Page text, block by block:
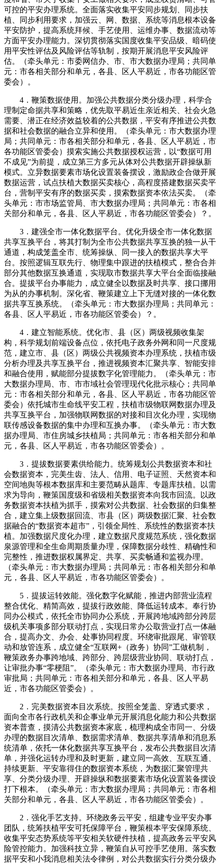
可控的平安办理系统。全面落实收集平安同步规划、同步扶
植、同步利用要求，加强云、网、数据、系统等消息根本设备
平安防护，提高系统拜候、手艺使用、运维办事、数据流动等
方面平安办理能力。深切贯彻落实国度收集平安品级、暗码使
用平安性评估及风险评估等轨制，按期开展消息平安风险评
估。（牵头单元：市委网信办、市、市大数据办理局；共同单
元：市各相关部分和单元，各县、区人平易近，市各功能区管
委会）。
4．鞭策数据使用。加强公共数据分类分级办理，科学合
理制定命据共享和策略，优先取平易近生亲近相关、社会火急
需要、潜正在经济效益较着的公共数据，平安有序推进公共数
据和社会数据的融合立异和使用。（牵头单元：市大数据办理
局；共同单元：市各相关部分和单元，各县、区人平易近，市
各功能区管委会）摸索实施公共数据授权运营，以“数据可用
不成见”为前提，成立第三方多元从体对公共数据开辟操纵新
模式。立异数据要素市场化设置装备摆设，激励政企合做开展
数据运营，试点扶植大数据买卖核心，高程度搭建数据买卖平
台，营制平安有序的数据买卖，摸索数据资本依法买卖。（牵
头单元：市市场监管局、市大数据办理局；共同单元：市各相
关部分和单元，各县、区人平易近，市各功能区管委会）？。
3．建强全市一体化数据平台。优化升级全市一体化数据
共享互换平台，将其打制为全市公共数据共享互换的独一从干
通道，构成笼盖全市、统筹操纵、同一接入的数据共享大平
台。按照逻辑互联先行、物理集中跟进的扶植模式，整合合并
部分其他数据互换通道，实现取市数据共享大平台全面临接融
合。提拔平台办事能力，成立健全以数据及时共享、接口挪用
为从的办事机制。深化省、鞭策建立上下无缝对接的一体化数
据共享互换系统。（牵头单元：市大数据办理局；共同单元：
各县、区人平易近，市各功能区管委会）？。
4．建立智能系统。优化市、县（区）两级视频收集架
构，科学规划前端设备点位，依托电子政务外网和同一尺度规
范，建立市、县（区）两级公共视频资本办理系统，扶植市级
分析办理及共享互换平台，推进视频资本汇聚共享、智能安排
和融合使用，赋能部分提拔数字化管理能力。（牵头单元：市
大数据办理局、市、市市域社会管理现代化批示核心；共同单
元：市各相关部分和单元，各县、区人平易近，市各功能区管
委会）依托城市生命线平安工程，扶植市级物联网数据办理及
共享互换平台，加强物联网数据的对接和目次化办理，实现物
联传感设备数据的集中办理和互换办事。（牵头单元：市大数
据办理局、市住房城乡扶植局；共同单元：市各相关部分和单
元，各县、区人平易近，市各功能区管委会）。
3．提拔数据要素供给能力。统筹规划公共数据资本和社
会数据资本，完美生齿、法人、信用、电子证照、天然资本和
空间地舆等根本数据库和主要范畴从题库、专题库扶植。以需
求为导向，鞭策国度级和省级相关数据资本向我市回流。以政
务数据资本扶植为抓手，摸索对公共数据、社会数据的归集整
合，建立集上级数据回流、市县（区）两级数据汇聚、社会数
据融合的“数据资本超市”，引领全局性、系统性的数据资本扶
植。加强数据尺度化办理，建立数据尺度规范系统，强化数据
泉源管理和全生命周期质量办理，保障数据分歧性、精确性和
完整性，推进数据权属界定、共享、买卖畅通和监视办理。
（牵头单元：市大数据办理局；共同单元：市各相关部分和单
元，各县、区人平易近，市各功能区管委会）。
5．提拔运转效能。强化数字化赋能，推进内部营业流程
整合优化、精简高效，提拔行政效能、降低运转成本。奉行协
同办公模式，依托全市协同办公系统，开展跨地域跨部分跨层
级机关事项多部分联动打点，实现日常办公取营业打点一体融
合，提高办文、办会、处事协同程度。环绕审批跟尾、审管联
动和放管连系，成立健全“互联网+（政务）协同”工做机制，
鞭策政务办事跨地域、跨部分、跨层级营业协同、联动打点，
让审批办事“零梗阻”。（牵头单元：市大数据办理局、市行政
审批局；共同单元：市各相关部分和单元，各县、区人平易
近，市各功能区管委会）。
2．完美数据资本目次系统。按照全笼盖、穿透式要求，
面向全市各行政机关和企事业单元开展消息化能力和公共数据
资本普查，摸清公共数据资本家底，梳理构成全市同一、分级
办理的数据目次清单、数据需求清单、数据共享清单和消息系
统清单，依托一体化数据共享互换平台，发布公共数据目次清
单，并强化运转办理和及时更新，建立同一高效、互联互通、
持续更新、平安靠得住的数据资本系统，为数据汇聚管理共
享、分类分级办理、开辟操纵和数据要素市场化设置装备摆设
打下根本。（牵头单元：市大数据办理局；共同单元：市各相
关部分和单元，各县、区人平易近，市各功能区管委会）。
2．强化手艺支持。环绕政务云平安，组建专业平安办事
团队，统筹扶植平安可托保障平台，鞭策根本平安保障系统、
收集平安态势系统等平安相关软硬件扶植，提高政务云平安风
险管控能力。加强科技立异，鞭策自从可控手艺使用。落实数
据平安和小我消息相关法令律例，对公共数据实行分类分级办